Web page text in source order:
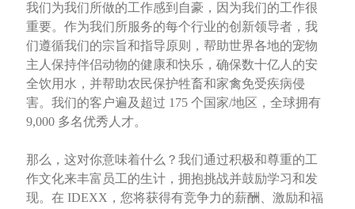
我们为我们所做的工作感到自豪，因为我们的工作很
重要。作为我们所服务的每个行业的创新领导者，我
们遵循我们的宗旨和指导原则，帮助世界各地的宠物
主人保持伴侣动物的健康和快乐，确保数十亿人的安
全饮用水，并帮助农民保护牲畜和家禽免受疾病侵
害。我们的客户遍及超过 175 个国家/地区，全球拥有
9,000 多名优秀人才。
那么，这对你意味着什么？我们通过积极和尊重的工
作文化来丰富员工的生计，拥抱挑战并鼓励学习和发
现。在 IDEXX，您将获得有竞争力的薪酬、激励和福